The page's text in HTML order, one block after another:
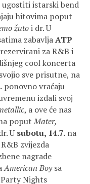
ugostiti istarski bend
hitovima poput
žutoi dr. U
zabavljaATP
rezervirani za R&B i
cool koncerta
sve prisutne, na
ponovno vraćaju
izdali svoj
, a ove će nas
poputMater,
U subotu, 14.7. na
zvijezda
nagrade
American Boysa
Nights